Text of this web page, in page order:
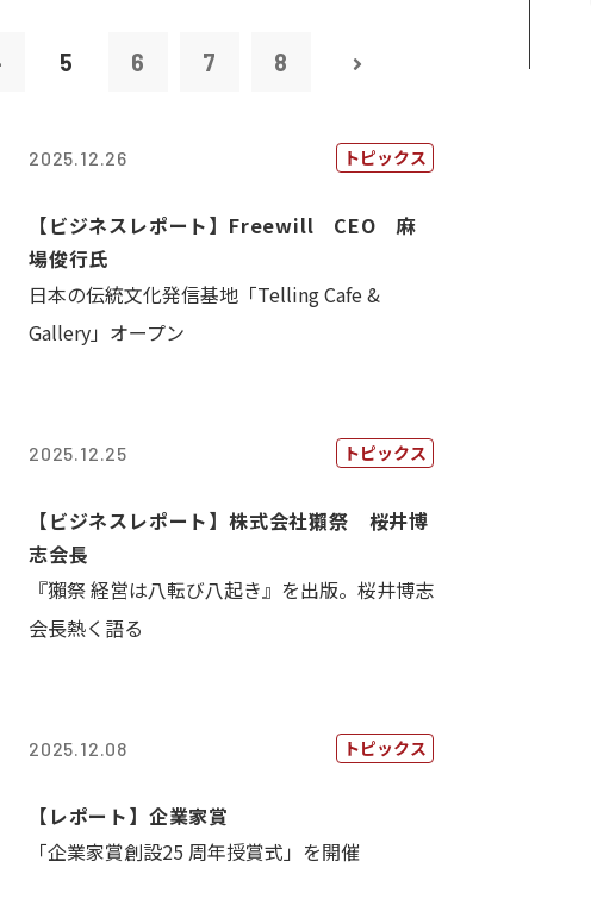
5 6 7 8
2025.12.26 トピックス
【ビジネスレポート】Freewill CEO 麻
場俊行氏
日本の伝統文化発信基地「Telling Cafe &
Gallery」オープン
2025.12.25 トピックス
【ビジネスレポート】株式会社獺祭 桜井博
志会長
『獺祭 経営は八転び八起き』を出版。桜井博志
会長熱く語る
2025.12.08 トピックス
【レポート】企業家賞
「企業家賞創設25 周年授賞式」を開催